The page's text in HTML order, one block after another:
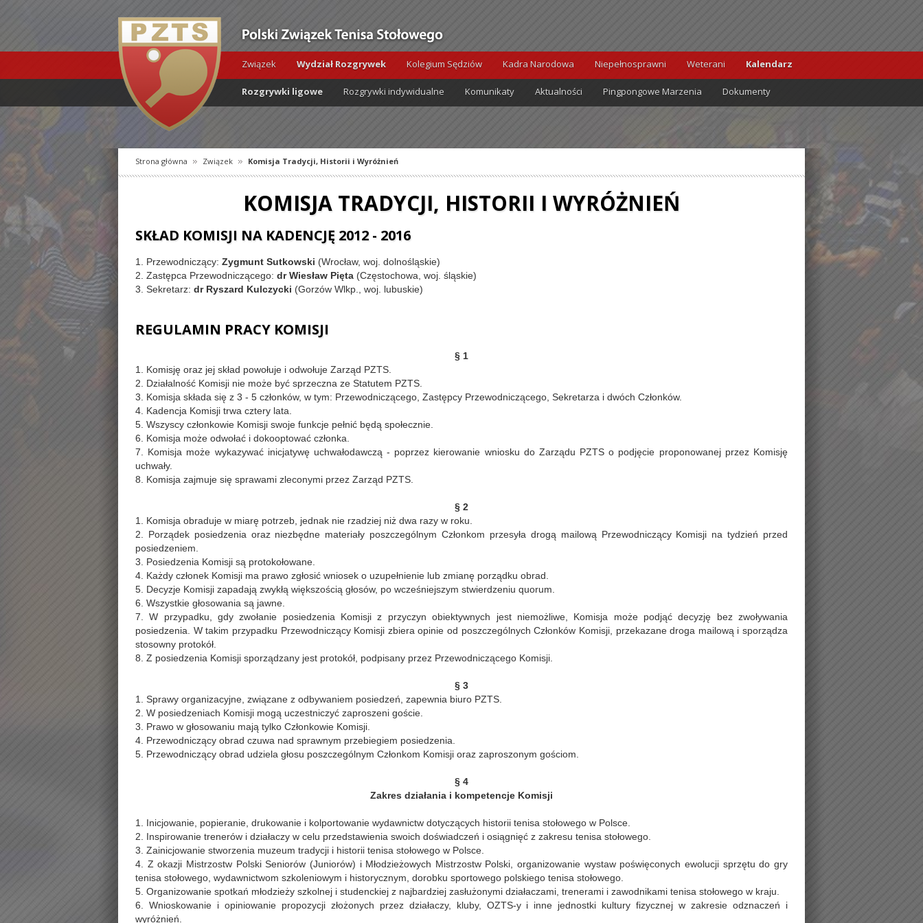
Związek Wydział Rozgrywek Kolegium Sędziów Kadra Narodowa Niepełnosprawni Weterani Kalendarz
Rozgrywki ligowe Rozgrywki indywidualne Komunikaty Aktualności Pingpongowe Marzenia Dokumenty
Strona główna Związek Komisja Tradycji, Historii i Wyróżnień
KOMISJA TRADYCJI, HISTORII I WYRÓŻNIEŃ
SKŁAD KOMISJI NA KADENCJĘ 2012 - 2016
1. Przewodniczący: Zygmunt Sutkowski (Wrocław, woj. dolnośląskie)
2. Zastępca Przewodniczącego: dr Wiesław Pięta (Częstochowa, woj. śląskie)
3. Sekretarz: dr Ryszard Kulczycki (Gorzów Wlkp., woj. lubuskie)
REGULAMIN PRACY KOMISJI
§ 1
1. Komisję oraz jej skład powołuje i odwołuje Zarząd PZTS.
2. Działalność Komisji nie może być sprzeczna ze Statutem PZTS.
3. Komisja składa się z 3 - 5 członków, w tym: Przewodniczącego, Zastępcy Przewodniczącego, Sekretarza i dwóch Członków.
4. Kadencja Komisji trwa cztery lata.
5. Wszyscy członkowie Komisji swoje funkcje pełnić będą społecznie.
6. Komisja może odwołać i dokooptować członka.
7. Komisja może wykazywać inicjatywę uchwałodawczą - poprzez kierowanie wniosku do Zarządu PZTS o podjęcie proponowanej przez Komisję
uchwały.
8. Komisja zajmuje się sprawami zleconymi przez Zarząd PZTS.
§ 2
1. Komisja obraduje w miarę potrzeb, jednak nie rzadziej niż dwa razy w roku.
2. Porządek posiedzenia oraz niezbędne materiały poszczególnym Członkom przesyła drogą mailową Przewodniczący Komisji na tydzień przed
posiedzeniem.
3. Posiedzenia Komisji są protokołowane.
4. Każdy członek Komisji ma prawo zgłosić wniosek o uzupełnienie lub zmianę porządku obrad.
5. Decyzje Komisji zapadają zwykłą większością głosów, po wcześniejszym stwierdzeniu quorum.
6. Wszystkie głosowania są jawne.
7. W przypadku, gdy zwołanie posiedzenia Komisji z przyczyn obiektywnych jest niemożliwe, Komisja może podjąć decyzję bez zwoływania
posiedzenia. W takim przypadku Przewodniczący Komisji zbiera opinie od poszczególnych Członków Komisji, przekazane droga mailową i sporządza
stosowny protokół.
8. Z posiedzenia Komisji sporządzany jest protokół, podpisany przez Przewodniczącego Komisji.
§ 3
1. Sprawy organizacyjne, związane z odbywaniem posiedzeń, zapewnia biuro PZTS.
2. W posiedzeniach Komisji mogą uczestniczyć zaproszeni goście.
3. Prawo w głosowaniu mają tylko Członkowie Komisji.
4. Przewodniczący obrad czuwa nad sprawnym przebiegiem posiedzenia.
5. Przewodniczący obrad udziela głosu poszczególnym Członkom Komisji oraz zaproszonym gościom.
§ 4
Zakres działania i kompetencje Komisji
1. Inicjowanie, popieranie, drukowanie i kolportowanie wydawnictw dotyczących historii tenisa stołowego w Polsce.
2. Inspirowanie trenerów i działaczy w celu przedstawienia swoich doświadczeń i osiągnięć z zakresu tenisa stołowego.
3. Zainicjowanie stworzenia muzeum tradycji i historii tenisa stołowego w Polsce.
4. Z okazji Mistrzostw Polski Seniorów (Juniorów) i Młodzieżowych Mistrzostw Polski, organizowanie wystaw poświęconych ewolucji sprzętu do gry
tenisa stołowego, wydawnictwom szkoleniowym i historycznym, dorobku sportowego polskiego tenisa stołowego.
5. Organizowanie spotkań młodzieży szkolnej i studenckiej z najbardziej zasłużonymi działaczami, trenerami i zawodnikami tenisa stołowego w kraju.
6. Wnioskowanie i opiniowanie propozycji złożonych przez działaczy, kluby, OZTS-y i inne jednostki kultury fizycznej w zakresie odznaczeń i
wyróżnień.